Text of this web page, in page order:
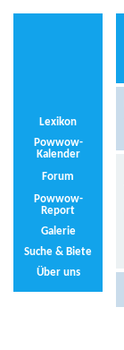
Lexikon
Powwow-
Kalender
Forum
Powwow-
Report
Galerie
Suche & Biete
Über uns